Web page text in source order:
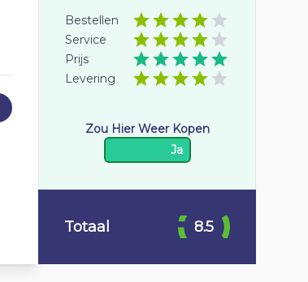
Bestellen
Service
Prijs
Levering
Zou Hier Weer Kopen
Ja
Totaal 8.5